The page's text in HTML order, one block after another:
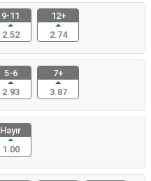
9-11
2.52
12+
2.74
5-6
2.93
7+
3.87
Hayır
1.00